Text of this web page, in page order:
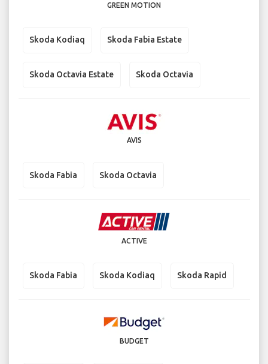
GREEN MOTION
Skoda Kodiaq Skoda Fabia Estate
Skoda Octavia Estate Skoda Octavia
AVIS
Skoda Fabia Skoda Octavia
ACTIVE
Skoda Fabia Skoda Kodiaq Skoda Rapid
BUDGET